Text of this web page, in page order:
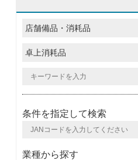
条件を指定して検索
業種から探す